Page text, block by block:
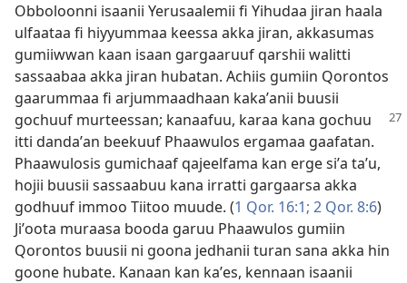
Obboloonni isaanii Yerusaalemii fi Yihudaa jiran haala
ulfaataa fi hiyyummaa keessa akka jiran, akkasumas
gumiiwwan kaan isaan gargaaruuf qarshii walitti
sassaabaa akka jiran hubatan. Achiis gumiin Qorontos
gaarummaa fi arjummaadhaan kakaʼanii buusii
gochuuf murteessan; kanaafuu, karaa kana gochuu
itti dandaʼan beekuuf Phaawulos ergamaa gaafatan.
Phaawulosis gumichaaf qajeelfama kan erge siʼa taʼu,
hojii buusii sassaabuu kana irratti gargaarsa akka
godhuuf immoo Tiitoo muude. (1 Qor. 16:1; 2 Qor. 8:6)
Jiʼoota muraasa booda garuu Phaawulos gumiin
Qorontos buusii ni goona jedhanii turan sana akka hin
goone hubate. Kanaan kan kaʼes, kennaan isaanii